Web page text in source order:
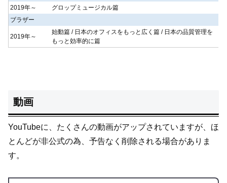
2019年～
グロップミュージカル篇
ブラザー
2019年～
始動篇 / 日本のオフィスをもっと広く篇 / 日本の品質管理を
もっと効率的に篇
動画
YouTubeに、たくさんの動画がアップされていますが、ほ
とんどが非公式の為、予告なく削除される場合がありま
す。